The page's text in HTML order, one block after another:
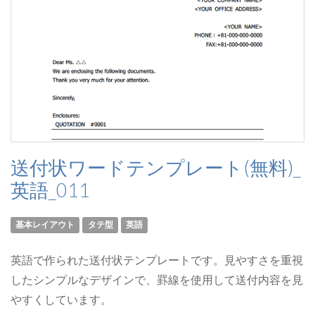
送付状ワードテンプレート(無料)_
英語_011
基本レイアウト タテ型 英語
英語で作られた送付状テンプレートです。見やすさを重視
したシンプルなデザインで、罫線を使用して送付内容を見
やすくしています。